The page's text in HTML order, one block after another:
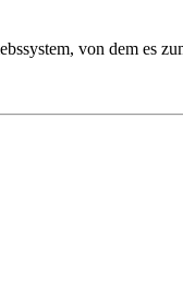
von dem es